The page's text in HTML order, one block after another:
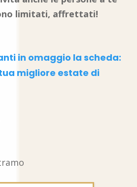
limitati, affrettati!
in omaggio la scheda:
migliore estate di